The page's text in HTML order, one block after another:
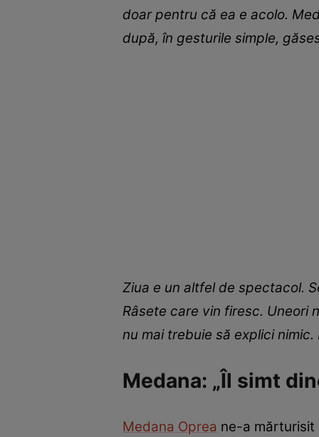
doar pentru că ea e acolo.
după, în gesturile simple,
Ziua e un altfel de spectacol.
Râsete care vin firesc. Uneori
nu mai trebuie să explici nimic.
Medana: „Îl simt
Medana Oprea ne-a mărturisit